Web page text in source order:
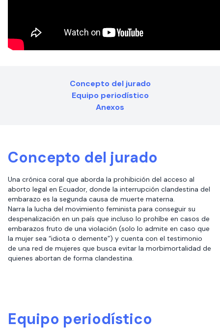
Concepto del jurado
Equipo periodístico
Anexos
Concepto del jurado
Una crónica coral que aborda la prohibición del acceso al
aborto legal en Ecuador, donde la interrupción clandestina del
embarazo es la segunda causa de muerte materna.
Narra la lucha del movimiento feminista para conseguir su
despenalización en un país que incluso lo prohíbe en casos de
embarazos fruto de una violación (solo lo admite en caso que
la mujer sea “idiota o demente”) y cuenta con el testimonio
de una red de mujeres que busca evitar la morbimortalidad de
quienes abortan de forma clandestina.
Equipo periodístico